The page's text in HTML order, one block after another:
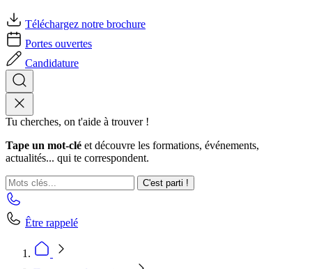
Téléchargez notre brochure
Portes ouvertes
Candidature
Tu cherches, on t'aide à trouver !
Tape un mot-clé et découvre les formations, événements,
actualités... qui te correspondent.
C'est parti !
Être rappelé